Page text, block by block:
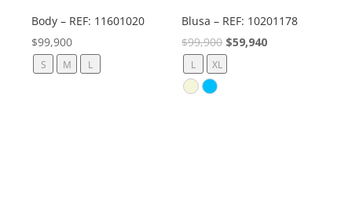
Body – REF: 11601020
$99,900
S M L
Blusa – REF: 10201178
$99,900 El
$59,940El
L XL